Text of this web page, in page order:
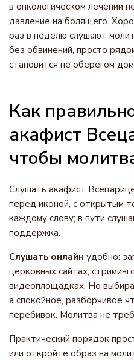
в онкологическом лечении
давление на болящего.
раз в неделю слушают
без обвинений, просто
становится не оберегом
Как
акафист
чтобы
Слушать акафист
перед иконой, с открытым
каждому слову; в пути
поддержка.
Слушать онлайн удобно:
церковных сайтах,
видеоплощадках. Но
а спокойное, разборчивое
перебивок. Молитва не
Практический порядок
или откройте образ на